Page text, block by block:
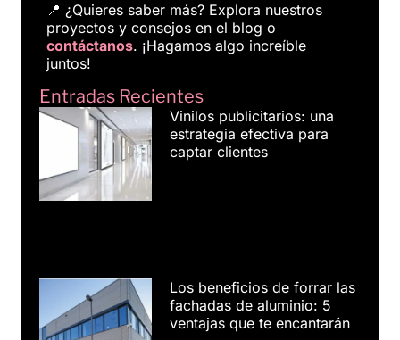
📍 ¿Quieres saber más? Explora nuestros
proyectos y consejos en el blog o
contáctanos. ¡Hagamos algo increíble
juntos!
Entradas Recientes
Vinilos publicitarios: una
estrategia efectiva para
captar clientes
Los beneficios de forrar las
fachadas de aluminio: 5
ventajas que te encantarán